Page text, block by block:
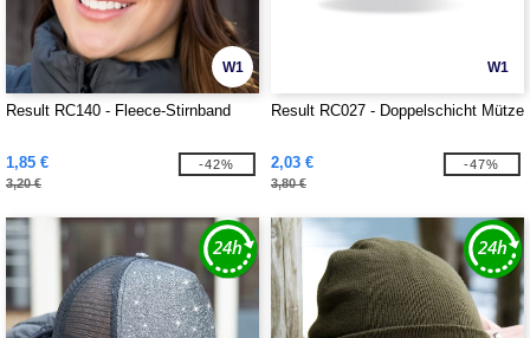
W1
Result RC140 - Fleece-Stirnband
1,85 €
3,20 €
-42%
W1
Result RC027 - Doppelschicht Mütze
2,03 €
3,80 €
-47%